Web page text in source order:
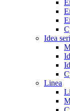
Idea
Linea